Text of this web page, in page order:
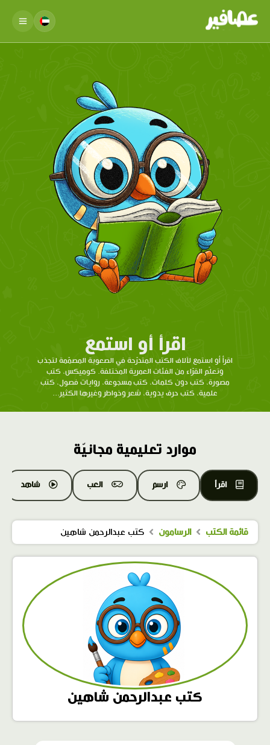
اقرأ أو استمع
اقرأ أو استمع لآلاف الكتب المتدرّحة في الصعوبة المصمّمة لتجذب
وتعلّم القرّاء من الفئات العمرية المختلفة. كوميكس، كتب
مصورة، كتب دون كلمات، كتب مسجوعة، روايات فصول، كتب
علمية، كتب حرف يدوية، شعر وخواطر وغيرها الكثير...
موارد تعليمية مجانيّة
اقرأ ارسم العب شاهد
قائمة الكتب الرسامون كتب عبدالرحمن شاهين
كتب عبدالرحمن شاهين